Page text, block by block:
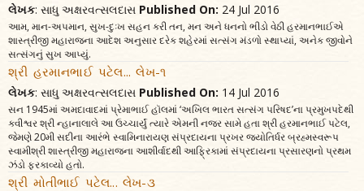
લેખક: સાધુ અક્ષરવત્સલદાસ Published On: 24 Jul 2016
આમ, માન-અપમાન, સુખ-દુઃખ સહન કરી તન, મન અને ધનનો ભીડો વેઠી હરમાનભાઈએ
શાસ્ત્રીજી મહારાજના આદેશ અનુસાર દરેક શહેરમાં સત્સંગ મંડળો સ્થાપ્યાં, અનેક જીવોને
સત્સંગનું સુખ આપ્યું.
શ્રી હરમાનભાઈ પટેલ... લેખ-૧
લેખક: સાધુ અક્ષરવત્સલદાસ Published On: 14 Jul 2016
સન 1945માં અમદાવાદમાં પ્રેમાભાઈ હૉલમાં ‘અખિલ ભારત સત્સંગ પરિષદ’ના પ્રમુખપદેથી
કવીશ્વર શ્રી ન્હાનાલાલે આ ઉચ્ચાર્યું ત્યારે એમની નજર સામે હતા શ્રી હરમાનભાઈ પટેલ,
જેમણે 20મી સદીના આરંભે સ્વામિનારાયણ સંપ્રદાયના પ્રખર જ્યોતિર્ધર બ્રહ્મસ્વરૂપ
સ્વામીશ્રી શાસ્ત્રીજી મહારાજના આશીર્વાદથી આફ્રિકામાં સંપ્રદાયના પ્રસારણનો પ્રથમ
ઝંડો ફરકાવ્યો હતો.
શ્રી મોતીભાઈ પટેલ... લેખ-૩